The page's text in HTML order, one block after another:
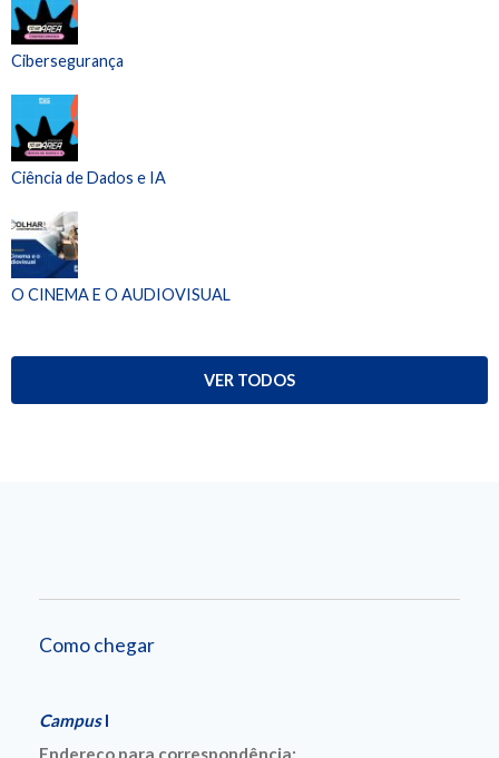
Cibersegurança
Ciência de Dados e IA
O CINEMA E O AUDIOVISUAL
VER TODOS
Como chegar
CampusI
Endereço para correspondência: